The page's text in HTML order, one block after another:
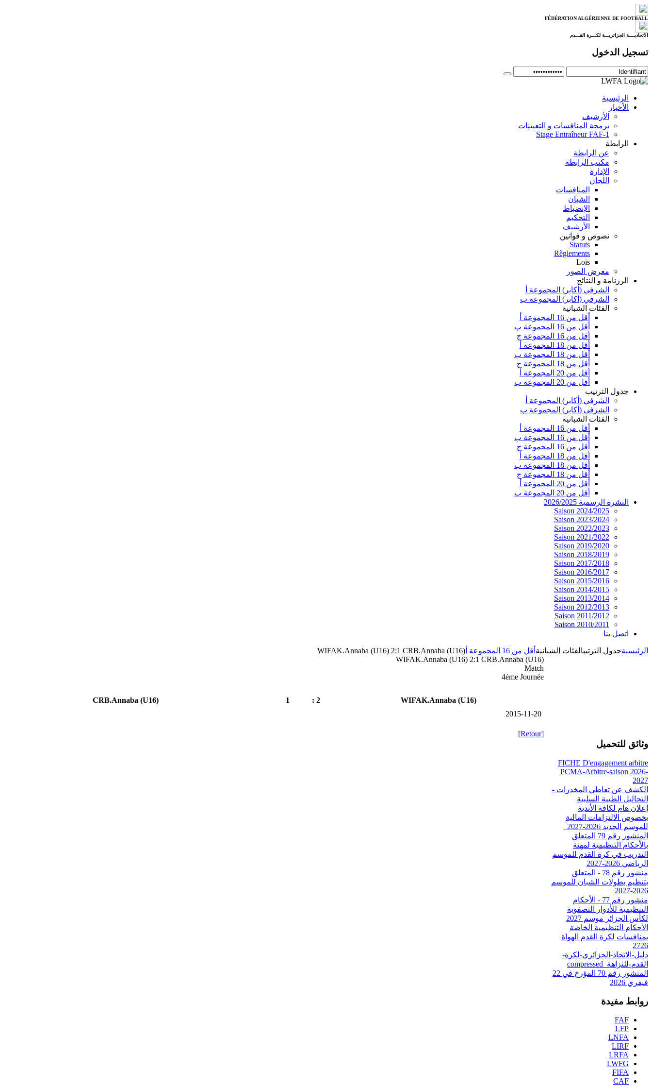
FÉDÉRATION ALGÉRIENNE DE FOOTBALL
الاتحاديــــة الجزائريـــة لكـــرة القـــدم
تسجيل الدخول
الرئيسية
الأخبار
الأرشيف
برمجة المنافسات و التعيينات
Stage Entraîneur FAF-1
الرابطة
عن الرابطة
مكتب الرابطة
الإدارة
اللجان
المنافسات
الشبان
الإنضباط
التحكيم
الأرشيف
نصوص و قوانين
Statuts
Règlements
Lois
معرض الصور
الرزنامة و النتائج
الشرفي (أكابر) المجموعة أ
الشرفي (أكابر) المجموعة ب
الفئات الشبانية
أقل من 16 المجموعة أ
أقل من 16 المجموعة ب
أقل من 16 المجموعة ج
أقل من 18 المجموعة أ
أقل من 18 المجموعة ب
أقل من 18 المجموعة ج
أقل من 20 المجموعة أ
أقل من 20 المجموعة ب
جدول الترتيب
الشرفي (أكابر) المجموعة أ
الشرفي (أكابر) المجموعة ب
الفئات الشبانية
أقل من 16 المجموعة أ
أقل من 16 المجموعة ب
أقل من 16 المجموعة ج
أقل من 18 المجموعة أ
أقل من 18 المجموعة ب
أقل من 18 المجموعة ج
أقل من 20 المجموعة أ
أقل من 20 المجموعة ب
النشرة الرسمية 2026/2025
Saison 2024/2025
Saison 2023/2024
Saison 2022/2023
Saison 2021/2022
Saison 2019/2020
Saison 2018/2019
Saison 2017/2018
Saison 2016/2017
Saison 2015/2016
Saison 2014/2015
Saison 2013/2014
Saison 2012/2013
Saison 2011/2012
Saison 2010/2011
اتصل بنا
الرئيسيةجدول الترتيبالفئات الشبانية أقل من 16 المجموعة أ
WIFAK.Annaba (U16) 2:1 CRB.Annaba (U16)
WIFAK.Annaba (U16) 2:1 CRB.Annaba (U16)
Match
4ème Journée
WIFAK.Annaba (U16)
2 :
1
CRB.Annaba (U16)
2015-11-20
[Retour]
وثائق للتحميل
FICHE D'engagement arbitre
PCMA-Arbitre-saison 2026-
2027
الكشف عن تعاطي المخدرات -
التحاليل الطبية السلبية
إعلان هام لكافة الأندية
بخصوص الالتزامات المالية
للموسم الجديد 2026-2027_
المنشور رقم 79 المتعلق
بالأحكام التنظيمية لمهنة
التدريب في كرة القدم للموسم
الرياضي 2026-2027
منشور رقم 78 - المتعلق
بتنظيم بطولات الشبان للموسم
2026-2027
منشور رقم 77 - الأحكام
التنظيمية للأدوار التصفوية
لكأس الجزائر موسم 2027
الأحكام التنظيمية الخاصة
بمنافسات لكرة القدم الهواة
2726
دليل-الاتحاد-الجزائري-لكرة-
القدم-للنزاهة_compressed
المنشور رقم 70 المؤرخ في 22
فيفري 2026
روابط مفيدة
FAF
LFP
LNFA
LIRF
LRFA
LWFG
FIFA
CAF